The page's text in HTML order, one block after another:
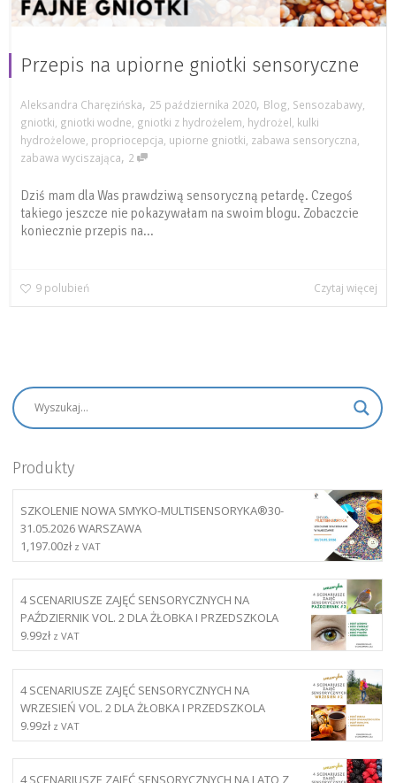
Przepis na upiorne gniotki sensoryczne
Aleksandra Charęzińska, 25 października 2020, Blog Sensozabawy
gniotki gniotki wodne gniotki z hydrożelem hydrożel kulki
hydrożelowe propriocepcja upiorne gniotki zabawa sensoryczna
zabawa wyciszająca, 2
Dziś mam dla Was prawdziwą sensoryczną petardę. Czegoś
takiego jeszcze nie pokazywałam na swoim blogu. Zobaczcie
koniecznie przepis na...
9 polubień Czytaj więcej
Produkty
SZKOLENIE NOWA SMYKO-MULTISENSORYKA®30-
31.05.2026 WARSZAWA
1,197.00zł z VAT
4 SCENARIUSZE ZAJĘĆ SENSORYCZNYCH NA
PAŹDZIERNIK VOL. 2 DLA ŻŁOBKA I PRZEDSZKOLA
9.99zł z VAT
4 SCENARIUSZE ZAJĘĆ SENSORYCZNYCH NA
WRZESIEŃ VOL. 2 DLA ŻŁOBKA I PRZEDSZKOLA
9.99zł z VAT
4 SCENARIUSZE ZAJĘĆ SENSORYCZNYCH NA LATO Z